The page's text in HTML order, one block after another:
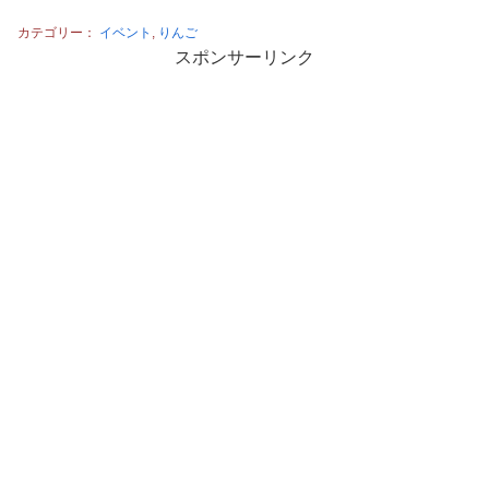
カテゴリー： イベント , りんご
スポンサーリンク